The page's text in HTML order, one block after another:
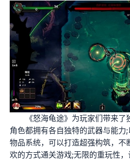
《怒海龟途》为玩家们带来
角色都拥有各自独特的武器与能力
物品系统，可以打造超强构筑，不
欢的方式通关游戏;无限的重玩性